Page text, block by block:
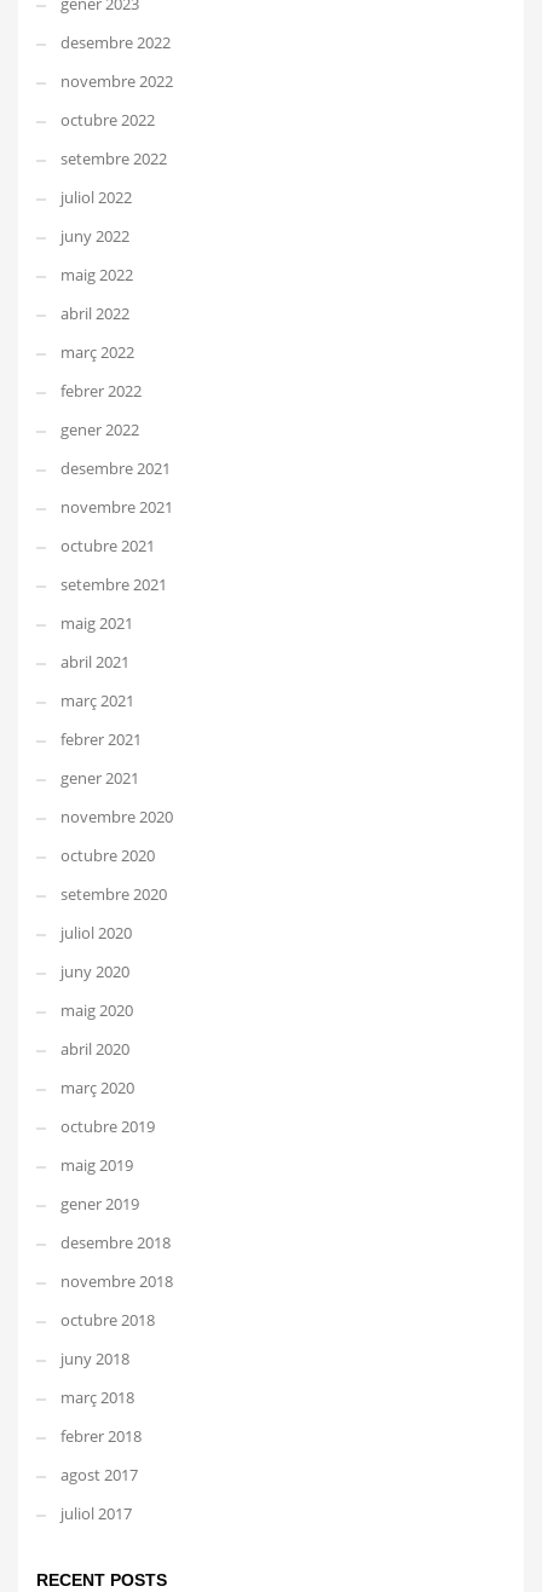
desembre 2022
novembre 2022
octubre 2022
setembre 2022
juliol 2022
juny 2022
maig 2022
abril 2022
març 2022
febrer 2022
gener 2022
desembre 2021
novembre 2021
octubre 2021
setembre 2021
maig 2021
abril 2021
març 2021
febrer 2021
gener 2021
novembre 2020
octubre 2020
setembre 2020
juliol 2020
juny 2020
maig 2020
abril 2020
març 2020
octubre 2019
maig 2019
gener 2019
desembre 2018
novembre 2018
octubre 2018
juny 2018
març 2018
febrer 2018
agost 2017
juliol 2017
RECENT POSTS